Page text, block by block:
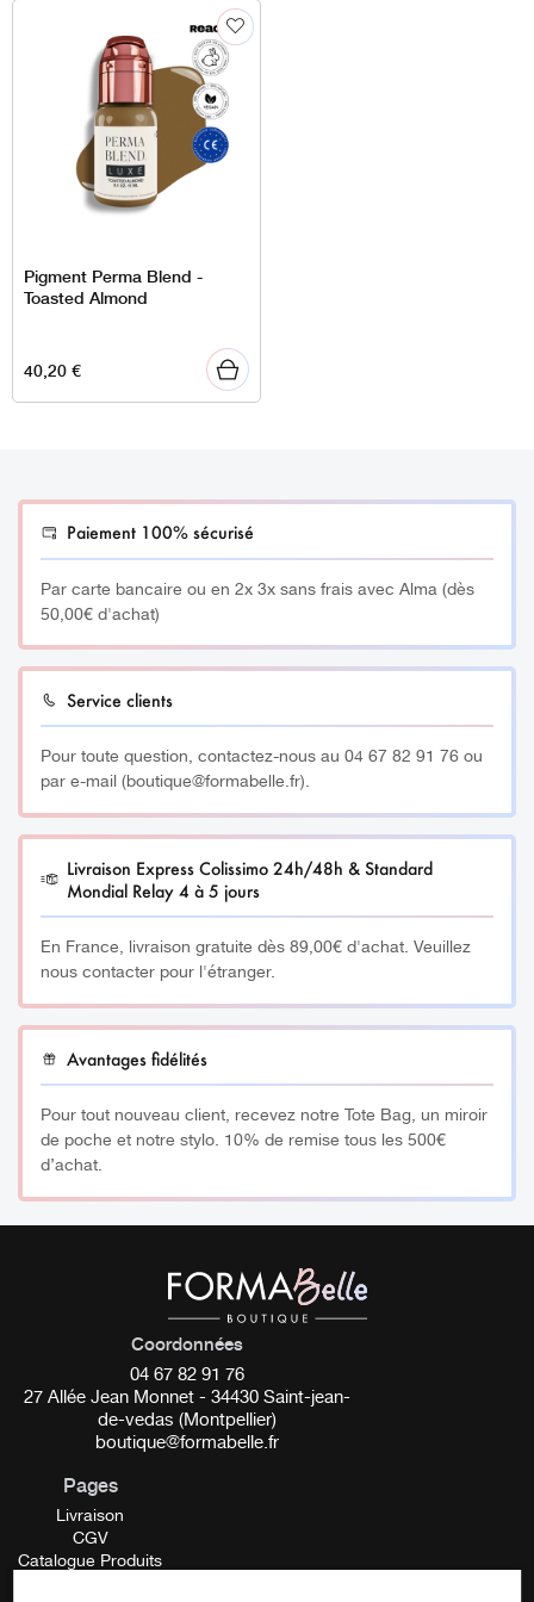
Pigment Perma Blend -
Toasted Almond
40,20€
Paiement 100% sécurisé
Par carte bancaire ou en 2x 3x sans frais avec Alma (dès
50,00€ d'achat)
Service clients
Pour toute question, contactez-nous au 04 67 82 91 76 ou
par e-mail (boutique@formabelle.fr).
Livraison Express Colissimo 24h/48h & Standard
Mondial Relay 4 à 5 jours
En France, livraison gratuite dès 89,00€ d'achat. Veuillez
nous contacter pour l'étranger.
Avantages fidélités
Pour tout nouveau client, recevez notre Tote Bag, un miroir
de poche et notre stylo. 10% de remise tous les 500€
d’achat.
Coordonnées
04 67 82 91 76
27 Allée Jean Monnet - 34430 Saint-jean-
de-vedas (Montpellier)
boutique@formabelle.fr
Pages
Livraison
CGV
Catalogue Produits